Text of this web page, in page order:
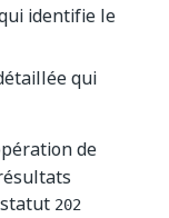
identifie le
qui
de
202